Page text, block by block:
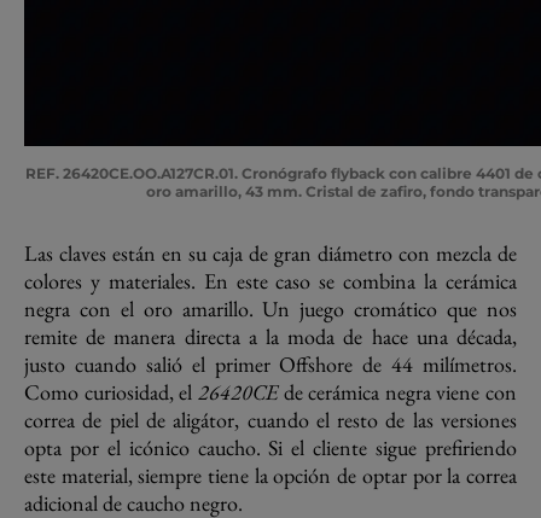
REF. 26420CE.OO.A127CR.01. Cronógrafo flyback con calibre 4401
oro amarillo, 43 mm. Cristal de zafiro, fondo
Las claves están en su caja de gran diámetro con mezcla de
colores y materiales. En este caso se combina la cerámica
negra con el oro amarillo. Un juego cromático que nos
remite de manera directa a la moda de hace una década,
justo cuando salió el primer Offshore de 44 milímetros.
Como curiosidad, el 26420CEde cerámica negra viene con
correa de piel de aligátor, cuando el resto de las versiones
opta por el icónico caucho. Si el cliente sigue prefiriendo
este material, siempre tiene la opción de optar por la correa
adicional de caucho negro.